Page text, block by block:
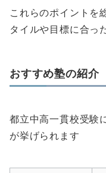
これらのポイントを
タイルや目標に合っ
おすすめ塾の紹介
都立中高一貫校受験
が挙げられます